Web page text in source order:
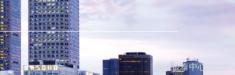
北京银泰中心